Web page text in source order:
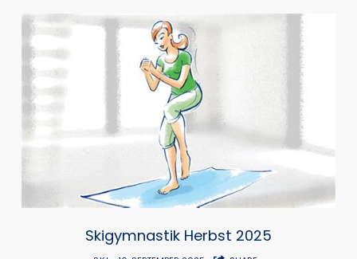
Skigymnastik Herbst 2025